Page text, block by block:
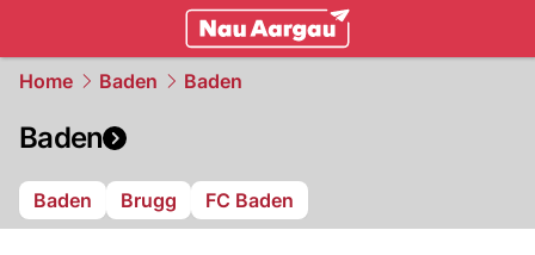
Home Baden Baden
Baden
Baden Brugg FC Baden